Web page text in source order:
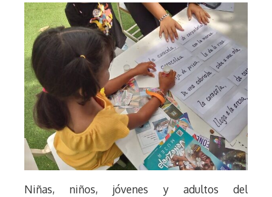
Niñas, niños, jóvenes y adultos del